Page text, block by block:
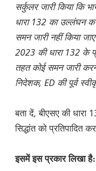
सर्कुलर जारी किया कि
धारा 132 का उल्लंघन
समन जारी नहीं किया
2023 की धारा 132 के
तहत कोई समन जारी
निदेशक, ED की पूर्व
बता दें, बीएसए की धारा
सिद्धांत को प्रतिपादित
इसमें इस प्रकार लिखा है: